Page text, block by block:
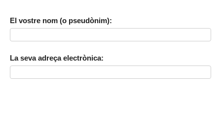
El vostre nom (o pseudònim):
La seva adreça electrònica: